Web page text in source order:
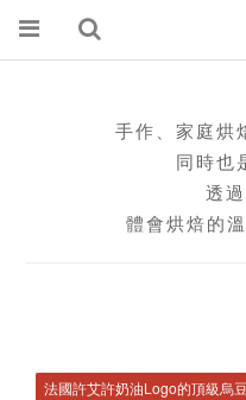
手作、家庭烘
同時也
透
體會烘焙的
法國許艾許奶油Logo的頂級烏豆